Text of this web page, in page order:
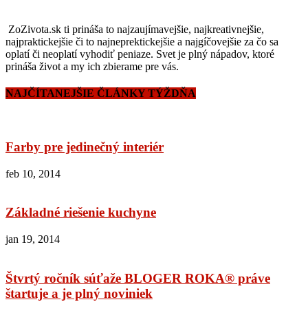
ZoZivota.sk ti prináša to najzaujímavejšie, najkreativnejšie,
najpraktickejšie či to najneprektickejšie a najgíčovejšie za čo sa
oplatí či neoplatí vyhodiť peniaze. Svet je plný nápadov, ktoré
prináša život a my ich zbierame pre vás.
NAJČÍTANEJŠIE ČLÁNKY TÝŽDŇA
Farby pre jedinečný interiér
feb 10, 2014
Základné riešenie kuchyne
jan 19, 2014
Štvrtý ročník súťaže BLOGER ROKA® práve
štartuje a je plný noviniek